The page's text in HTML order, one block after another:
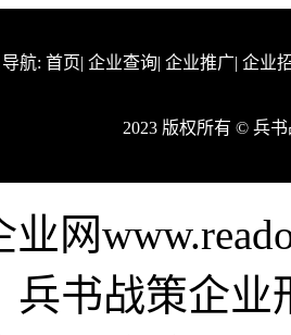
航: 首页| 企业查询| 企业推广| 企业
2023 版权所有 © 兵
业网
兵书战策企